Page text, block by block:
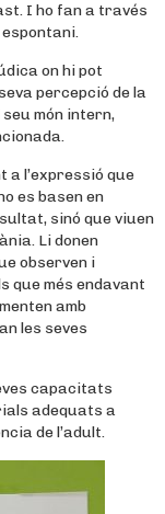
I ho fan a través
on hi pot
percepció de la
món intern,
a l’expressió que
es basen en
sinó que viuen
Li donen
observen i
que més endavant
amb
les seves
capacitats
adequats a
de l’adult.